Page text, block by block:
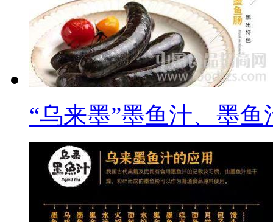
色还原的新型护色抗氧化
感；
3.复配乳化剂：本品适用
肉、鱼肉等产品的粘合；
4.”乌来墨“墨鱼汁产品--
留墨鱼汁原有色泽和鲜味
“乌来墨”墨鱼汁、墨鱼